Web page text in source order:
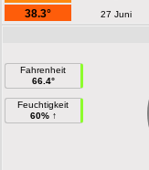
38.3°
27 Juni
Fahrenheit
66.4°
Feuchtigkeit
60% ↑